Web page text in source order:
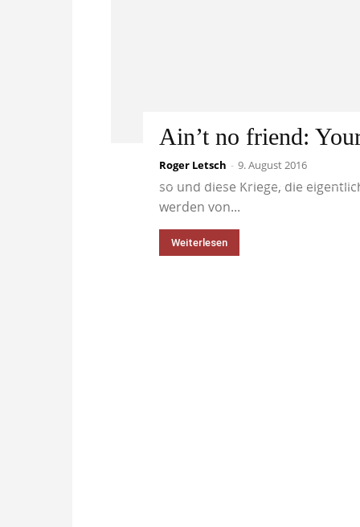
Ain’t no friend:
Roger Letsch - 9. August 2016
In den Vereinigten Staaten von
so und diese Kriege, die
werden von...
Weiterlesen